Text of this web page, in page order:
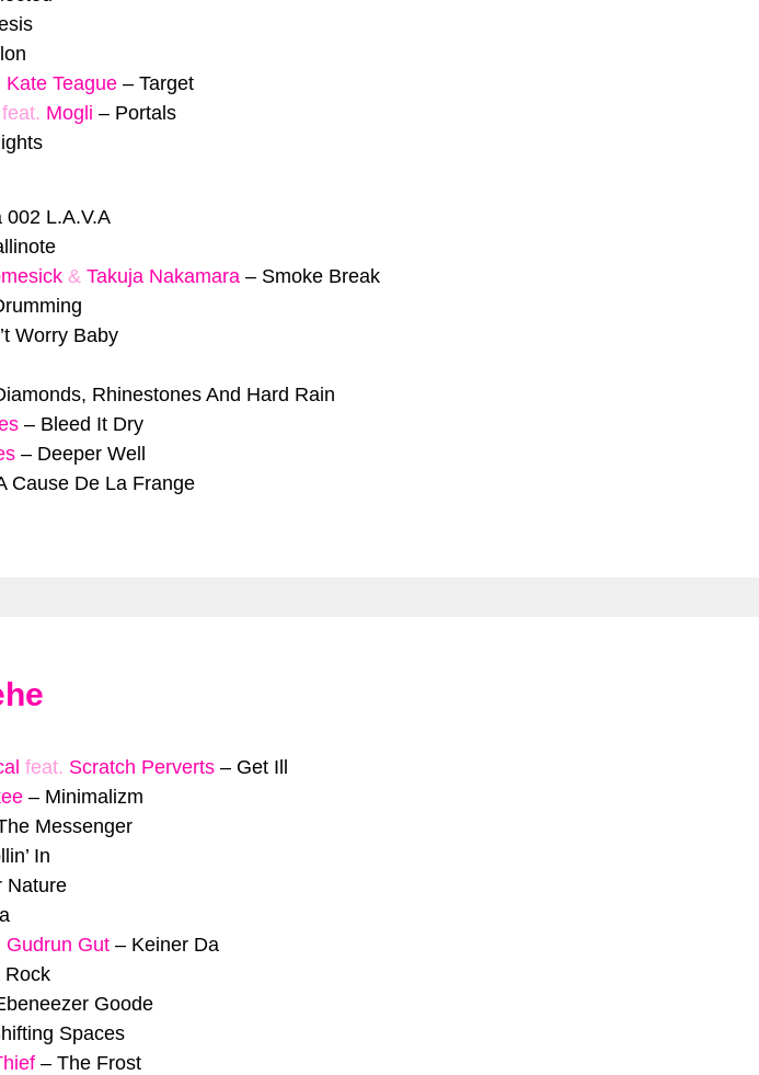
Kate Teague – Target
feat. Mogli – Portals
002 L.A.V.A
& Takuja Nakamara – Smoke Break
Worry Baby
Rhinestones And Hard Rain
– Bleed It Dry
– Deeper Well
Cause De La Frange
feat. Scratch Perverts – Get Ill
– Minimalizm
Messenger
In
Nature
Gudrun Gut – Keiner Da
Rock
Goode
Spaces
– The Frost